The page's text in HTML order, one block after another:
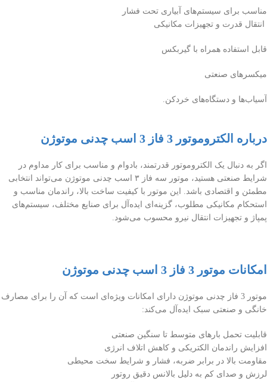
مناسب برای سیستم‌های آبیاری تحت فشار
انتقال قدرت و تجهیزات مکانیکی
قابل استفاده همراه با گیربکس
میکسرهای صنعتی
آسیاب‌ها و دستگاه‌های خردکن.
درباره الکتروموتور 3 فاز 3 اسب چدنی موتوژن
اگر به دنبال یک الکتروموتور قدرتمند، بادوام و مناسب برای کار مداوم در
شرایط صنعتی هستید، موتور سه فاز ۳ اسب چدنی موتوژن می‌تواند انتخابی
مطمئن و اقتصادی باشد. این موتور با کیفیت ساخت بالا، راندمان مناسب و
استحکام مکانیکی مطلوب، گزینه‌ای ایده‌آل برای صنایع مختلف، سیستم‌های
پمپاژ و تجهیزات انتقال نیرو محسوب می‌شود.
امکانات موتور 3 فاز 3 اسب چدنی موتوژن
موتور 3 فاز چدنی موتوژن دارای امکانات ویژه‌ای است که آن را برای مصارف
خانگی و صنعتی سبک ایده‌آل می‌کند:
قابلیت تحمل بارهای متوسط تا سنگین صنعتی
افزایش راندمان الکتریکی و کاهش اتلاف انرژی
مقاومت بالا در برابر ضربه، فشار و شرایط سخت محیطی
لرزش و صدای کم به دلیل بالانس دقیق روتور